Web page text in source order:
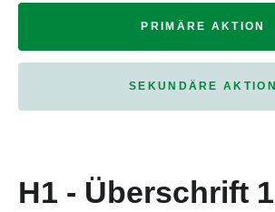
PRIMÄRE AKTION
SEKUNDÄRE AKTION
H1 - Überschrift 1